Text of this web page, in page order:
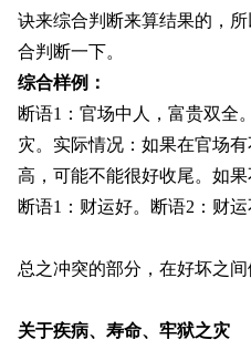
诀来综合判断来算结果的，
合判断一下。
综合样例：
断语1：官场中人，富贵双全
灾。实际情况：如果在官场
高，可能不能很好收尾。如果
断语1：财运好。断语2：财
总之冲突的部分，在好坏之间
关于疾病、寿命、牢狱之灾